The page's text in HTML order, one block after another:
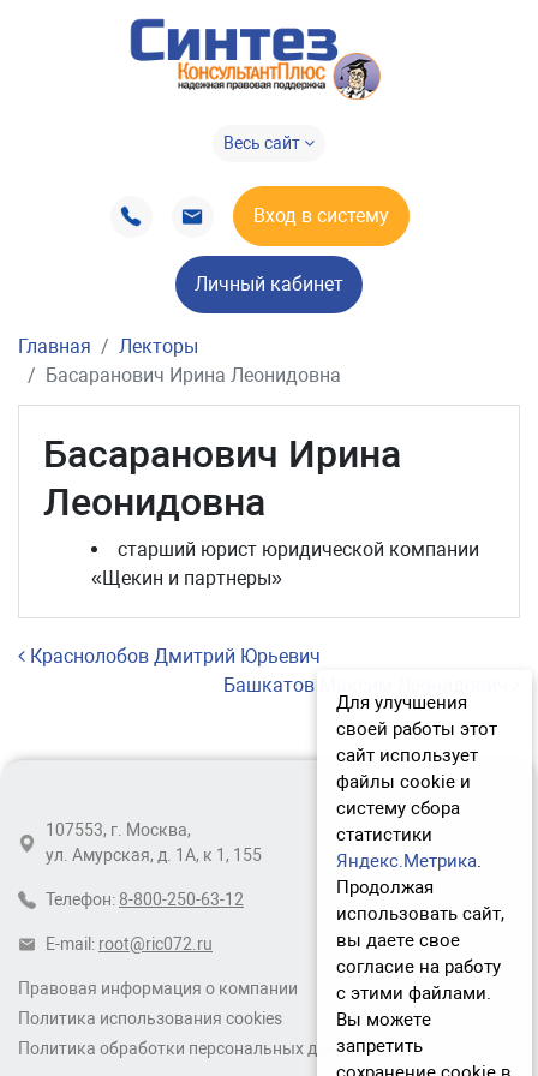
Весь сайт
Вход в систему
Личный кабинет
Главная
Лекторы
Басаранович Ирина Леонидовна
Басаранович Ирина
Леонидовна
старший юрист юридической компании
«Щекин и партнеры»
Навигация по записям
Краснолобов Дмитрий Юрьевич
Башкатов Максим Леонидович
Правовая информация о компании
Политика использования cookies
Политика обработки персональных данных
107553, г. Москва,
ул. Амурская, д. 1А, к 1, 155
Телефон: 8-800-250-63-12
E-mail: root@ric072.ru
Для улучшения
своей работы этот
сайт использует
файлы cookie и
систему сбора
статистики
Яндекс.Метрика.
Продолжая
использовать сайт,
вы даете свое
согласие на работу
с этими файлами.
Вы можете
запретить